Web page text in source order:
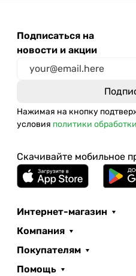
Подписаться на
новости и акции
Нажимая на кнопку
условия политики
Скачивайте мобильное
Интернет-магазин
Компания
Покупателям
Помощь